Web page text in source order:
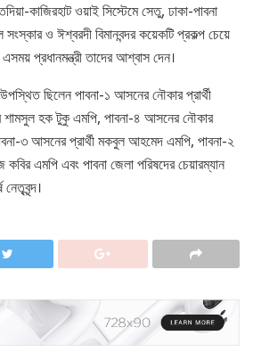
কাজিরহাট ওয়াই সিস্টেমে সেতু, ঢাকা-পাবনা
সংস্কার ও ঈশ্বরদী বিমানবন্দর কয়েকটি প্রকল্প চেয়ে
প্রধানমন্ত্রী তাদের আশ্বাস দেন।
ছিলেন পাবনা-১ আসনের নৌকার প্রার্থী
শামসুল হক টুকু এমপি, পাবনা-৪ আসনের নৌকার
৩ আসনের প্রার্থী মকবুল আহমেদ এমপি, পাবনা-২
এমপি এবং পাবনা জেলা পরিষদের চেয়ারম্যান